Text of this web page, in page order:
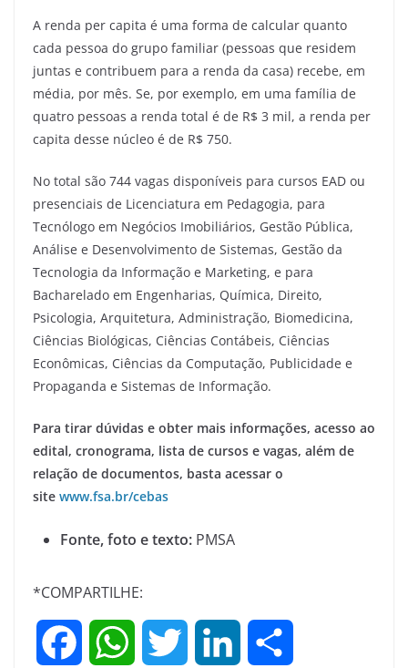
A renda per capita é uma forma de calcular quanto
cada pessoa do grupo familiar (pessoas que residem
juntas e contribuem para a renda da casa) recebe, em
média, por mês. Se, por exemplo, em uma família de
quatro pessoas a renda total é de R$ 3 mil, a renda per
capita desse núcleo é de R$ 750.
No total são 744 vagas disponíveis para cursos EAD ou
presenciais de Licenciatura em Pedagogia, para
Tecnólogo em Negócios Imobiliários, Gestão Pública,
Análise e Desenvolvimento de Sistemas, Gestão da
Tecnologia da Informação e Marketing, e para
Bacharelado em Engenharias, Química, Direito,
Psicologia, Arquitetura, Administração, Biomedicina,
Ciências Biológicas, Ciências Contábeis, Ciências
Econômicas, Ciências da Computação, Publicidade e
Propaganda e Sistemas de Informação.
Para tirar dúvidas e obter mais informações, acesso ao
edital, cronograma, lista de cursos e vagas, além de
relação de documentos, basta acessar o
site www.fsa.br/cebas
Fonte, foto e texto: PMSA
*COMPARTILHE: